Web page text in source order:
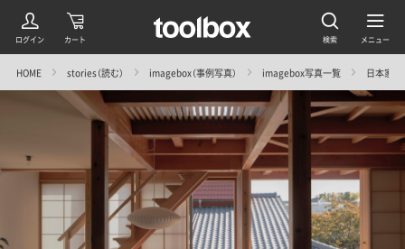
HOME stories（読む） imagebox（事例写真） imagebox写真一覧 日本家